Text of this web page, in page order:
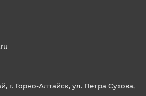
г. Горно-Алтайск, ул. Петра Сухова,